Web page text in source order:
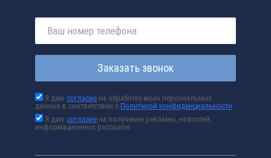
Заказать звонок
Я даюсогласие на обработку моих персональных
данных в соответствии сПолитикой конфиденциальности
Я даюсогласие на получение рекламы, новостей,
информационных рассылок